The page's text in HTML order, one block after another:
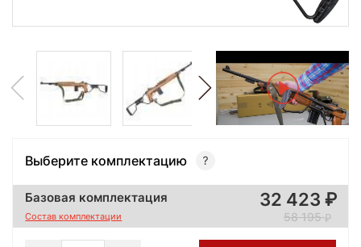
Выберите комплектацию
Базовая комплектация
Состав комплектации
32 423
58 195